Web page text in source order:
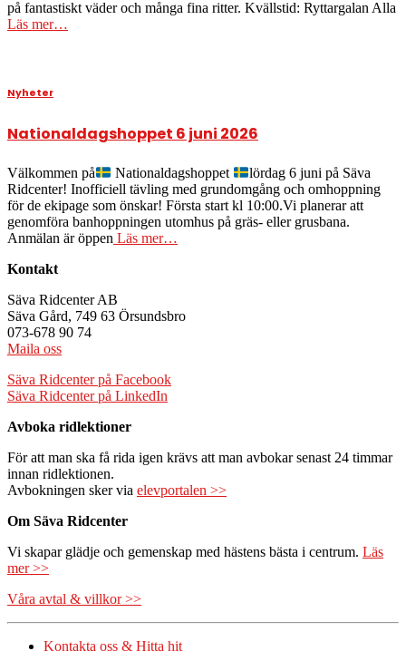
på fantastiskt väder och många fina ritter. Kvällstid: Ryttargalan Alla
Läs mer…
Nyheter
Nationaldagshoppet 6 juni 2026
Välkommen på Nationaldagshoppet
lördag 6 juni på Säva
Ridcenter! Inofficiell tävling med grundomgång och omhoppning
för de ekipage som önskar! Första start kl 10:00.Vi planerar att
genomföra banhoppningen utomhus på gräs- eller grusbana.
Anmälan är öppen Läs mer…
Kontakt
Säva Ridcenter AB
Säva Gård, 749 63 Örsundsbro
073-678 90 74
Maila oss
Säva Ridcenter på Facebook
Säva Ridcenter på LinkedIn
Avboka ridlektioner
För att man ska få rida igen krävs att man avbokar senast 24 timmar
innan ridlektionen.
Avbokningen sker via elevportalen >>
Om Säva Ridcenter
Vi skapar glädje och gemenskap med hästens bästa i centrum. Läs
mer >>
Våra avtal & villkor >>
Kontakta oss & Hitta hit